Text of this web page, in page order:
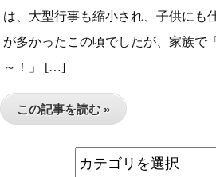
は、大型行事も縮小され、子供にも
が多かったこの頃でしたが、家族で
～！」 […]
この記事を読む »